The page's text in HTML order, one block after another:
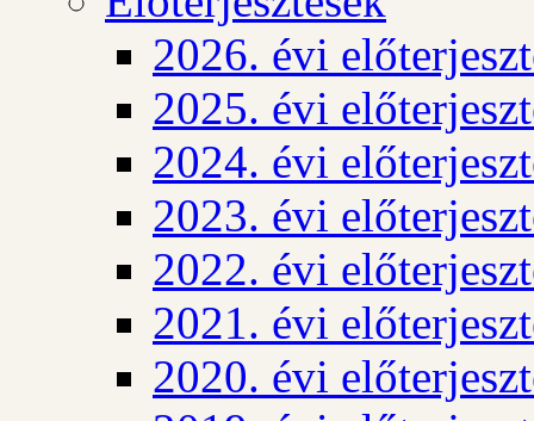
2026. évi
2025. évi
2024. évi
2023. évi
2022. évi
2021. évi
2020. évi